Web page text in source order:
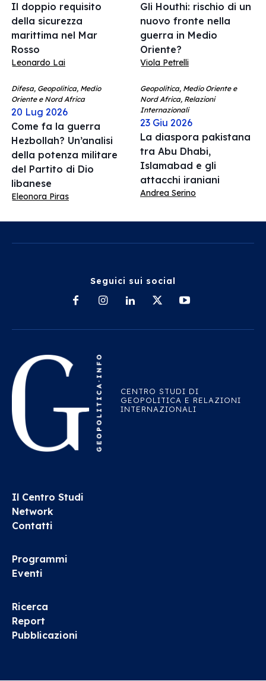
Il doppio requisito
della sicurezza
marittima nel Mar
Rosso
Leonardo Lai
Gli Houthi: rischio di un
nuovo fronte nella
guerra in Medio
Oriente?
Viola Petrelli
Difesa, Geopolitica, Medio
Oriente e Nord Africa
20 Lug 2026
Come fa la guerra
Hezbollah? Un’analisi
della potenza militare
del Partito di Dio
libanese
Eleonora Piras
Geopolitica, Medio Oriente e
Nord Africa, Relazioni
Internazionali
23 Giu 2026
La diaspora pakistana
tra Abu Dhabi,
Islamabad e gli
attacchi iraniani
Andrea Serino
Seguici sui social
CENTRO STUDI DI
GEOPOLITICA E RELAZIONI
INTERNAZIONALI
Il Centro Studi
Network
Contatti
Programmi
Eventi
Ricerca
Report
Pubblicazioni